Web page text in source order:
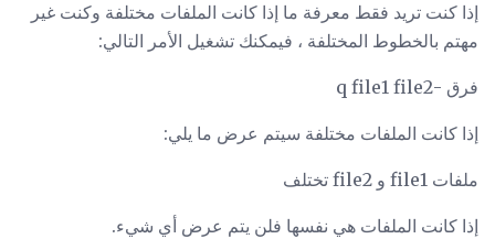
إذا كنت تريد فقط معرفة ما إذا كانت الملفات مختلفة وكنت غير
مهتم بالخطوط المختلفة ، فيمكنك تشغيل الأمر التالي:
فرق -q file1 file2
إذا كانت الملفات مختلفة سيتم عرض ما يلي:
ملفات file1 و file2 تختلف
إذا كانت الملفات هي نفسها فلن يتم عرض أي شيء.